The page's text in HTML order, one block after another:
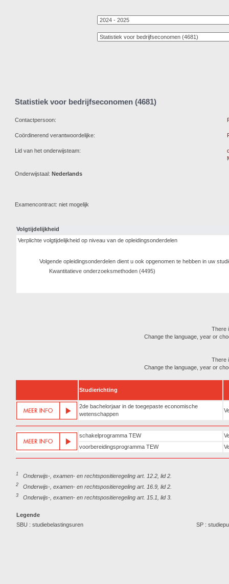
Statistiek voor bedrijfseconomen (4681)
Contactpersoon:
Coördinerend verantwoordelijke:
Lid van het onderwijsteam:
Onderwijstaal: Nederlands
Examencontract: niet mogelijk
Volgtijdelijkheid
Verplichte volgtijdelijkheid op niveau van de opleidingsonderdelen
Volgende opleidingsonderdelen dient u ook opgenomen te hebben in uw
Kwantitatieve onderzoeksmethoden (4495)
There
Change the language, year or
There
Change the language, year or
Studierichting
2de bachelorjaar in de toegepaste economische
wetenschappen
schakelprogramma TEW
voorbereidingsprogramma TEW
1 Onderwijs-, examen- en rechtspositieregeling art. 12.2, lid 2.
2 Onderwijs-, examen- en rechtspositieregeling art. 16.9, lid 2.
3 Onderwijs-, examen- en rechtspositieregeling art. 15.1, lid 3.
Legende
SBU : studiebelastingsuren
SP :